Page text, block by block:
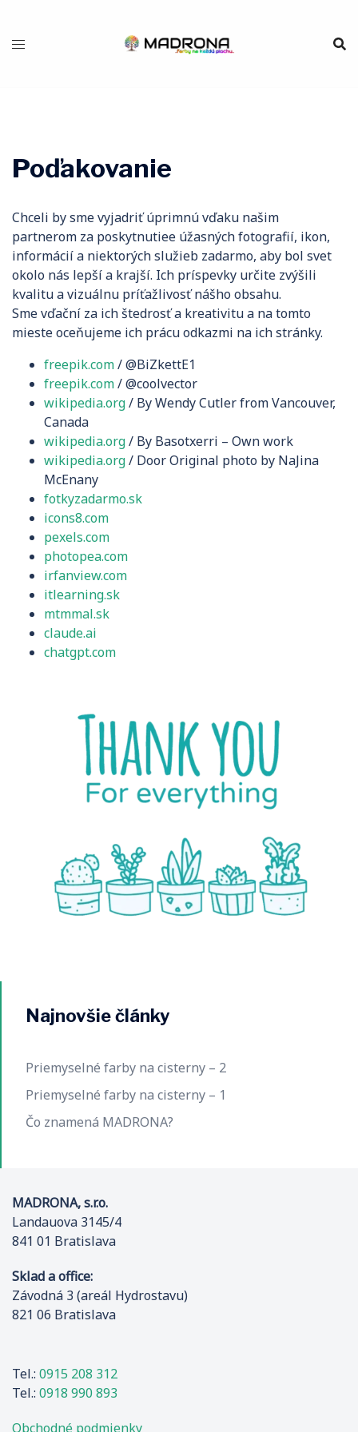
obsah
Poďakovanie
Chceli by sme vyjadriť úprimnú vďaku našim
partnerom za poskytnutiee úžasných fotografií, ikon,
informácií a niektorých služieb zadarmo, aby bol svet
okolo nás lepší a krajší. Ich príspevky určite zvýšili
kvalitu a vizuálnu príťažlivosť nášho obsahu.
Sme vďační za ich štedrosť a kreativitu a na tomto
mieste oceňujeme ich prácu odkazmi na ich stránky.
freepik.com/ @BiZkettE1
freepik.com/ @coolvector
wikipedia.org/ By Wendy Cutler from Vancouver,
Canada
wikipedia.org/ By Basotxerri – Own work
wikipedia.org/ Door Original photo by NaJina
McEnany
fotkyzadarmo.sk
icons8.com
pexels.com
photopea.com
irfanview.com
itlearning.sk
mtmmal.sk
claude.ai
chatgpt.com
Najnovšie články
Priemyselné farby na cisterny – 2
Priemyselné farby na cisterny – 1
Čo znamená MADRONA?
MADRONA, s.r.o.
Landauova 3145/4
841 01 Bratislava
Sklad a office:
Závodná 3 (areál Hydrostavu)
821 06 Bratislava
Tel.: 0915 208 312
Tel.: 0918 990 893
Obchodné podmienky